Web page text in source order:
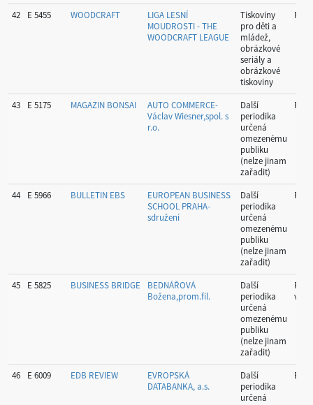
42 E 5455 WOODCRAFT
LIGA LESNÍ
MOUDROSTI - THE
WOODCRAFT LEAGUE
Tiskoviny
pro děti a
mládež,
obrázkové
seriály a
obrázkové
tiskoviny
43 E 5175 MAGAZIN BONSAI
AUTO COMMERCE-
Václav Wiesner,spol. s
r.o.
Další
periodika
určená
omezenému
publiku
(nelze jinam
zařadit)
44 E 5966 BULLETIN EBS
EUROPEAN BUSINESS
SCHOOL PRAHA-
sdružení
Další
periodika
určená
omezenému
publiku
(nelze jinam
zařadit)
45 E 5825 BUSINESS BRIDGE
BEDNÁŘOVÁ
Božena,prom.fil.
Další
periodika
určená
omezenému
publiku
(nelze jinam
zařadit)
46 E 6009 EDB REVIEW
EVROPSKÁ
DATABANKA, a.s.
Další
periodika
určená
Brno